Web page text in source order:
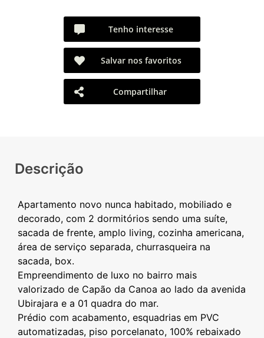
Tenho interesse
Salvar nos favoritos
Compartilhar
Descrição
Apartamento novo nunca habitado, mobiliado e
decorado, com 2 dormitórios sendo uma suíte,
sacada de frente, amplo living, cozinha americana,
área de serviço separada, churrasqueira na
sacada, box.
Empreendimento de luxo no bairro mais
valorizado de Capão da Canoa ao lado da avenida
Ubirajara e a 01 quadra do mar.
Prédio com acabamento, esquadrias em PVC
automatizadas, piso porcelanato, 100% rebaixado